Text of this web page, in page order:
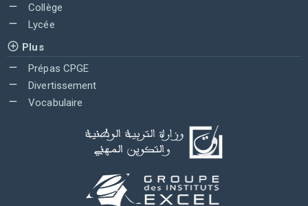
Collège
Lycée
Plus
Prépas CPGE
Divertissement
Vocabulaire